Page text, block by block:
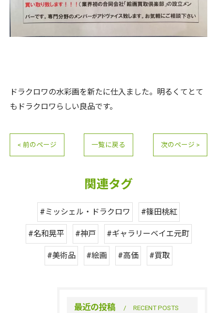
ドラクロワの水彩画を新たに仕入ました。明るくてとて
もドラクロワらしい良品です。
< 前のページ 一覧に戻る 次のページ >
関連タグ
#ミッシェル・ドラクロワ #篠田桃紅
#名和晃平 #神戸 #ギャラリーベイエ元町
#美術品 #絵画 #高価 #買取
最近の投稿 RECENT POSTS